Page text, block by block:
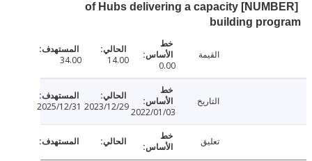
[NUMBER] of Hubs delivering a capacity
building
14.00
34.00
2022/01/03
2023/12/29
2025/12/31